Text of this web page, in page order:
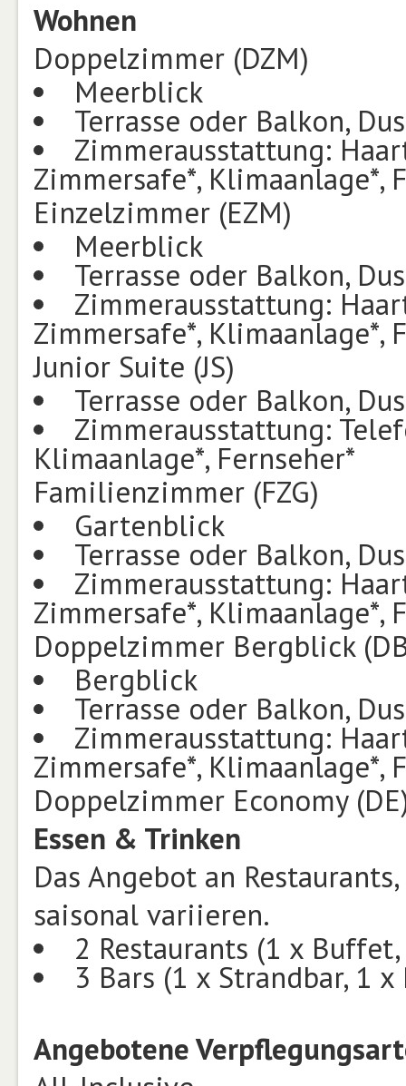
Wohnen
Doppelzimmer (DZM)
Meerblick
Terrasse oder Balkon,
Zimmerausstattung:
Zimmersafe*, Klimaanlage*,
Einzelzimmer (EZM)
Meerblick
Terrasse oder Balkon,
Zimmerausstattung:
Zimmersafe*, Klimaanlage*,
Junior Suite (JS)
Terrasse oder Balkon,
Zimmerausstattung:
Klimaanlage*, Fernseher*
Familienzimmer (FZG)
Gartenblick
Terrasse oder Balkon,
Zimmerausstattung:
Zimmersafe*, Klimaanlage*,
Doppelzimmer Bergblick
Bergblick
Terrasse oder Balkon,
Zimmerausstattung:
Zimmersafe*, Klimaanlage*,
Doppelzimmer Economy
Essen & Trinken
Das Angebot an
saisonal variieren.
2 Restaurants (1 x
3 Bars (1 x Strandbar, 1 x
Angebotene